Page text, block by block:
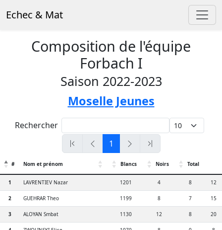
Echec & Mat
Composition de l'équipe
Forbach I
Saison 2022-2023
Moselle Jeunes
Rechercher
1
# Nom et prénom Blancs Noirs Total
1 LAVRENTIEV Nazar 1201 4 8 12
2 GUEHRAR Theo 1199 8 7 15
3 ALOYAN Smbat 1130 12 8 20